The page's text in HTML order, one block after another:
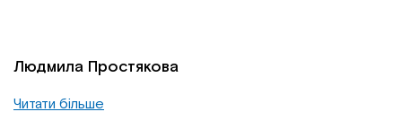
Людмила Простякова
Читати більше